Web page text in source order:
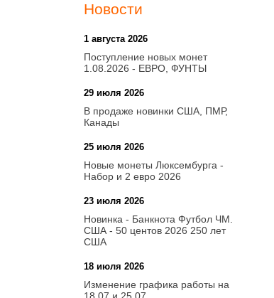
Новости
1 августа 2026
Поступление новых монет
1.08.2026 - ЕВРО, ФУНТЫ
29 июля 2026
В продаже новинки США, ПМР,
Канады
25 июля 2026
Новые монеты Люксембурга -
Набор и 2 евро 2026
23 июля 2026
Новинка - Банкнота Футбол ЧМ.
США - 50 центов 2026 250 лет
США
18 июля 2026
Изменение графика работы на